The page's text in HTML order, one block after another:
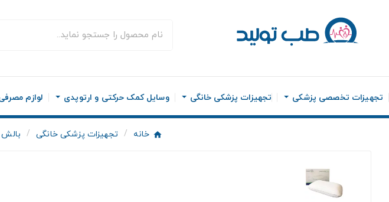
تجهیزات تخصصی پزشکی تجهیزات پزشکی خانگی وسایل کمک حرکتی و ارتوپدی لوازم
خانه تجهیزات پزشکی خانگی